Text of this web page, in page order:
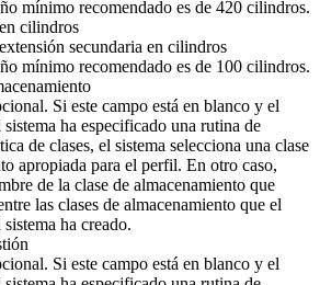
mínimo recomendado es de 420 cilindros.
cilindros
secundaria en cilindros
mínimo recomendado es de 100 cilindros.
Si este campo está en blanco y el
ha especificado una rutina de
de clases, el sistema selecciona una clase
apropiada para el perfil. En otro caso,
de la clase de almacenamiento que
las clases de almacenamiento que el
ha creado.
Si este campo está en blanco y el